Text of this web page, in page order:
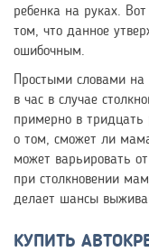
ребенка на руках.
том, что данное
ошибочным.
Простыми словами на
в час в случае
примерно в тридцать
о том, сможет ли
может варьировать
при столкновении
делает шансы
КУПИТЬ